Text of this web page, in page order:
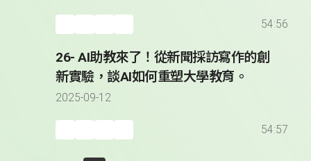
54:56
26- AI助教來了！從新聞採訪寫作的創
新實驗，談AI如何重塑大學教育。
2025-09-12
54:57